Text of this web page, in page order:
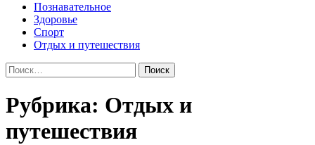
Познавательное
Здоровье
Спорт
Отдых и путешествия
Найти:
Рубрика: Отдых и
путешествия